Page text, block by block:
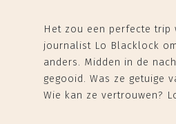
Het zou een perfecte trip
journalist Lo Blacklock
anders. Midden in de
gegooid. Was ze getuige
Wie kan ze vertrouwen?